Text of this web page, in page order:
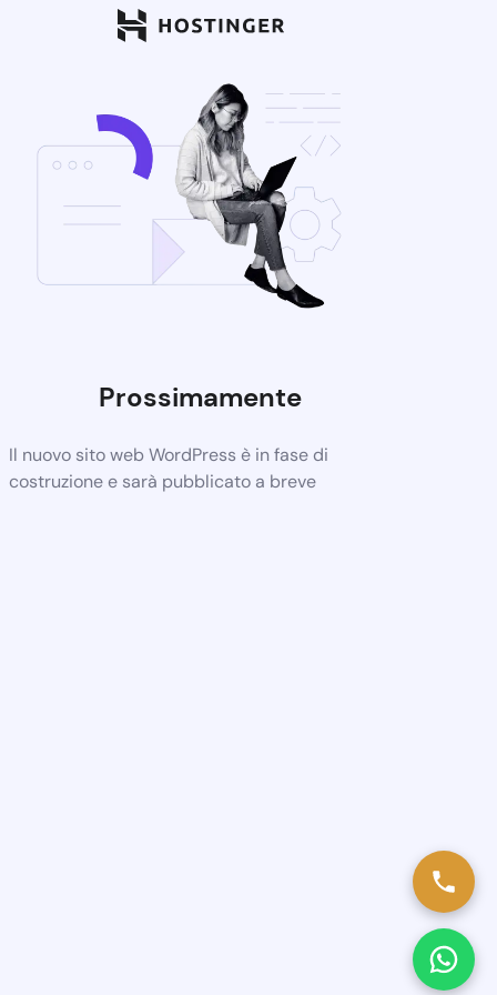
Prossimamente
Il nuovo sito web WordPress è in fase di
costruzione e sarà pubblicato a breve